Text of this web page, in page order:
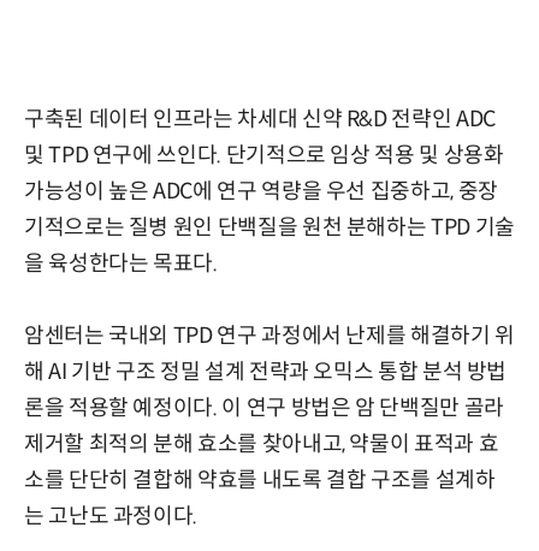
구축된 데이터 인프라는 차세대 신약 R&D 전략인 ADC
및 TPD 연구에 쓰인다. 단기적으로 임상 적용 및 상용화
가능성이 높은 ADC에 연구 역량을 우선 집중하고, 중장
기적으로는 질병 원인 단백질을 원천 분해하는 TPD 기술
을 육성한다는 목표다.
암센터는 국내외 TPD 연구 과정에서 난제를 해결하기 위
해 AI 기반 구조 정밀 설계 전략과 오믹스 통합 분석 방법
론을 적용할 예정이다. 이 연구 방법은 암 단백질만 골라
제거할 최적의 분해 효소를 찾아내고, 약물이 표적과 효
소를 단단히 결합해 약효를 내도록 결합 구조를 설계하
는 고난도 과정이다.